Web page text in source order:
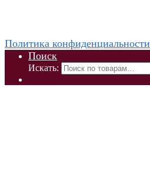
Политика конфиденциальности
Поиск
Искать: